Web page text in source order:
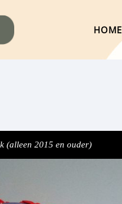
HOME
(alleen 2015 en ouder)